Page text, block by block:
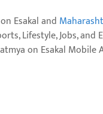
Esakal and
Lifestyle, Jobs, and
batmya on Esakal